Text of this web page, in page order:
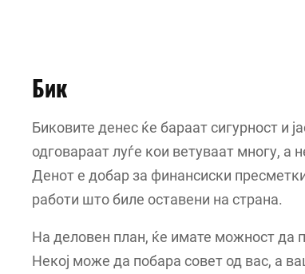
Бик
Биковите денес ќе бараат сигурност и
одговараат луѓе кои ветуваат многу, а
Денот е добар за финансиски
работи што биле оставени на страна.
На деловен план, ќе имате можност да
Некој може да побара совет од вас, а